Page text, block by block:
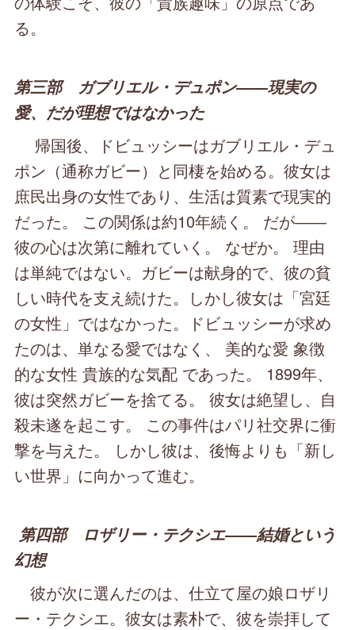
る。
第三部 ガブリエル・デュポン――現実の
愛、だが理想ではなかった
帰国後、ドビュッシーはガブリエル・デュ
ポン（通称ガビー）と同棲を始める。彼女は
庶民出身の女性であり、生活は質素で現実的
だった。 この関係は約10年続く。 だが――
彼の心は次第に離れていく。 なぜか。 理由
は単純ではない。ガビーは献身的で、彼の貧
しい時代を支え続けた。しかし彼女は「宮廷
の女性」ではなかった。ドビュッシーが求め
たのは、単なる愛ではなく、 美的な愛 象徴
的な女性 貴族的な気配 であった。 1899年、
彼は突然ガビーを捨てる。 彼女は絶望し、自
殺未遂を起こす。 この事件はパリ社交界に衝
撃を与えた。 しかし彼は、後悔よりも「新し
い世界」に向かって進む。
第四部 ロザリー・テクシエ――結婚という
幻想
彼が次に選んだのは、仕立て屋の娘ロザリ
ー・テクシエ。彼女は素朴で、彼を崇拝して